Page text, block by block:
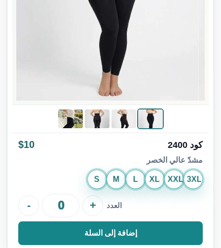
كود 2400 $10
مشدّ عالي الخصر
S M L XL XXL 3XL
العدد - +
إضافة إلى السلة